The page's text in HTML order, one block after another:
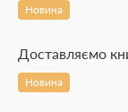
Новина
Доставляємо
Новина